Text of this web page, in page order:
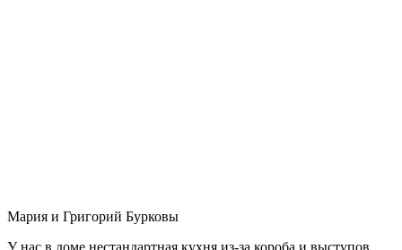
Мария и Григорий Бурковы
У нас в доме нестандартная кухня из-за короба и выступов,